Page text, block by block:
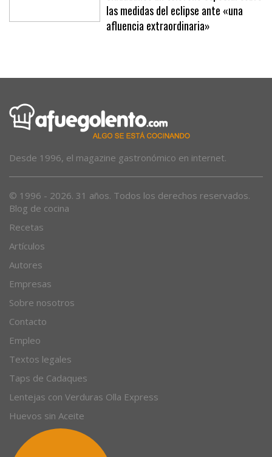
Palma pone a disposición de los
ciudadanos un teléfono especial sobre
las medidas del eclipse ante «una
Blog de cocina
Recetas
Artículos
Autores
Empresas
Sobre nosotros
Contacto
Empleo
Textos legales
Taps de Cadaques
Lentejas con Verduras Olla Express
Huevos sin Aceite